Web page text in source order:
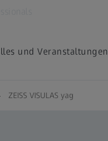
und Veranstaltungen
ZEISS VISULAS yag